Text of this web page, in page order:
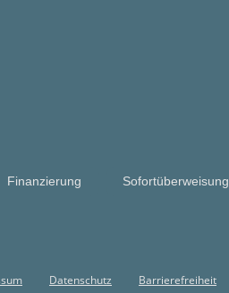
Finanzierung Sofortüberweisung
Datenschutz Barrierefreiheit